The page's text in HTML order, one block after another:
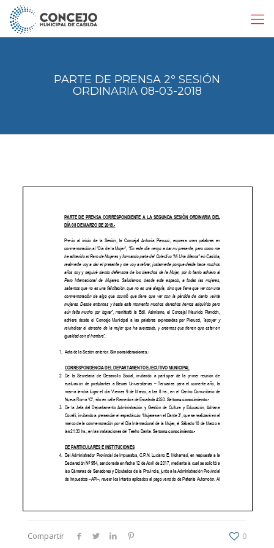
PARTE DE PRENSA 2º SESIÓN
ORDINARIA 08-03-2018
Compartir 0